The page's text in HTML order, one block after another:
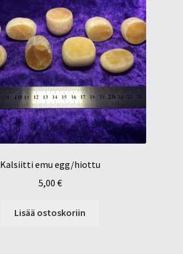
Kalsiitti emu egg/hiottu
5,00 €
Lisää ostoskoriin